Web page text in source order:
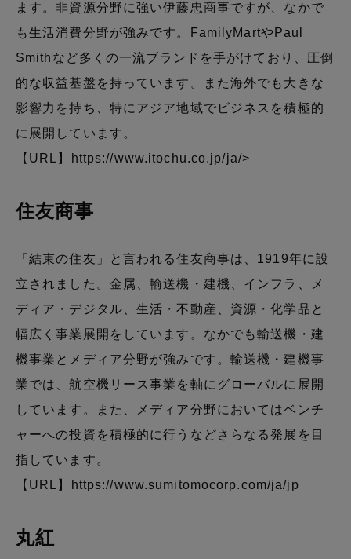
ます。非資源分野に強い伊藤忠商事ですが、なかで
も生活消費分野が強みです。FamilyMartやPaul
Smithなど多くの一流ブランドを手がけており、圧倒
的な収益基盤を持っています。また海外でも大きな
影響力を持ち、特にアジア地域でビジネスを積極的
に展開しています。
【URL】
https://www.itochu.co.jp/ja/>
住友商事
「結束の住友」と言われる住友商事は、1919年に設
立されました。金属、輸送機・建機、インフラ、メ
ディア・デジタル、生活・不動産、資源・化学品と
幅広く事業展開をしています。なかでも輸送機・建
機事業とメディア分野が強みです。輸送機・建機事
業では、航空機リース事業を軸にグローバルに展開
しています。また、メディア分野においてはベンチ
ャーへの投資を積極的に行うなどさらなる発展を目
指しています。
【URL】
https://www.sumitomocorp.com/ja/jp
丸紅